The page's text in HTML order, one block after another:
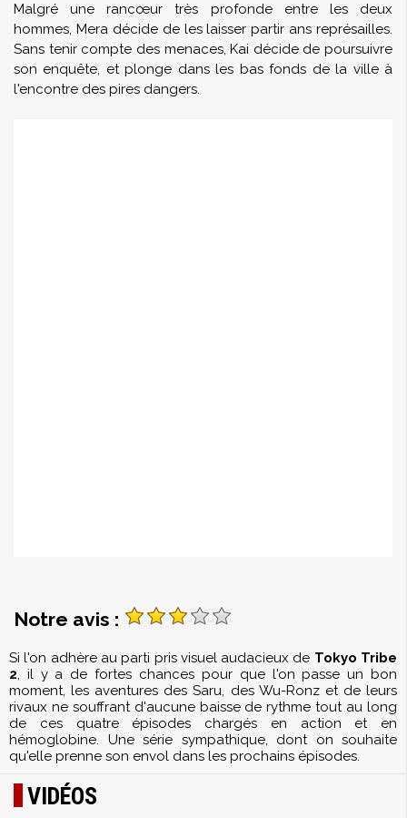
Malgré une rancœur très profonde entre les deux
hommes, Mera décide de les laisser partir ans représailles.
Sans tenir compte des menaces, Kai décide de poursuivre
son enquête, et plonge dans les bas fonds de la ville à
l'encontre des pires dangers.
Notre avis :
Si l'on adhère au parti pris visuel audacieux de Tokyo Tribe
2, il y a de fortes chances pour que l'on passe un bon
moment, les aventures des Saru, des Wu-Ronz et de leurs
rivaux ne souffrant d'aucune baisse de rythme tout au long
de ces quatre épisodes chargés en action et en
hémoglobine. Une série sympathique, dont on souhaite
qu'elle prenne son envol dans les prochains épisodes.
VIDÉOS